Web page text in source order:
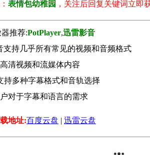
表情包幼稚园 ，关注后回复关键词立即
推荐:РotРlayer,迅雷影音
支持几乎所有常见的视频和音频格式
清视频和流媒体内容
持多种字幕格式和音轨选择
对于字幕和语言的需求
地址:百度云盘 | 迅雷云盘